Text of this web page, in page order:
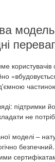
користувачів
підтримки
не
моделі –